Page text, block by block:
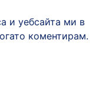
и уебсайта ми в
коментирам.